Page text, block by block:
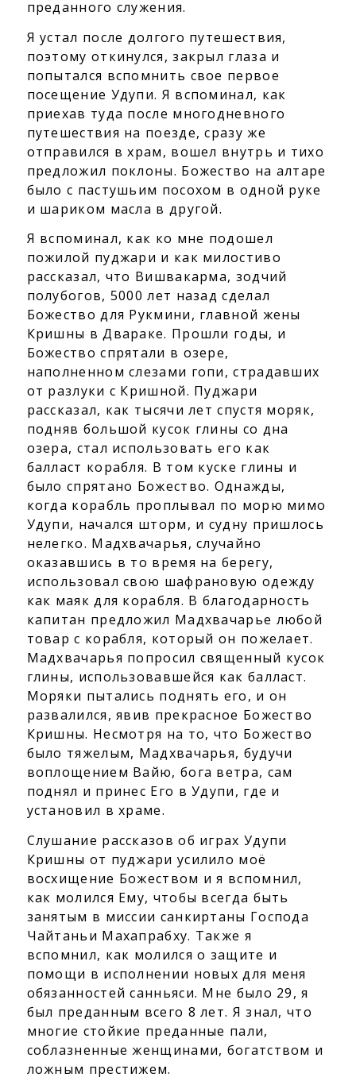
преданного служения.
Я устал после долгого путешествия,
поэтому откинулся, закрыл глаза и
попытался вспомнить свое первое
посещение Удупи. Я вспоминал, как
приехав туда после многодневного
путешествия на поезде, сразу же
отправился в храм, вошел внутрь и тихо
предложил поклоны. Божество на алтаре
было с пастушьим посохом в одной руке
и шариком масла в другой.
Я вспоминал, как ко мне подошел
пожилой пуджари и как милостиво
рассказал, что Вишвакарма, зодчий
полубогов, 5000 лет назад сделал
Божество для Рукмини, главной жены
Кришны в Двараке. Прошли годы, и
Божество спрятали в озере,
наполненном слезами гопи, страдавших
от разлуки с Кришной. Пуджари
рассказал, как тысячи лет спустя моряк,
подняв большой кусок глины со дна
озера, стал использовать его как
балласт корабля. В том куске глины и
было спрятано Божество. Однажды,
когда корабль проплывал по морю мимо
Удупи, начался шторм, и судну пришлось
нелегко. Мадхвачарья, случайно
оказавшись в то время на берегу,
использовал свою шафрановую одежду
как маяк для корабля. В благодарность
капитан предложил Мадхвачарье любой
товар с корабля, который он пожелает.
Мадхвачарья попросил священный кусок
глины, использовавшейся как балласт.
Моряки пытались поднять его, и он
развалился, явив прекрасное Божество
Кришны. Несмотря на то, что Божество
было тяжелым, Мадхвачарья, будучи
воплощением Вайю, бога ветра, сам
поднял и принес Его в Удупи, где и
установил в храме.
Слушание рассказов об играх Удупи
Кришны от пуджари усилило моё
восхищение Божеством и я вспомнил,
как молился Ему, чтобы всегда быть
занятым в миссии санкиртаны Господа
Чайтаньи Махапрабху. Также я
вспомнил, как молился о защите и
помощи в исполнении новых для меня
обязанностей санньяси. Мне было 29, я
был преданным всего 8 лет. Я знал, что
многие стойкие преданные пали,
соблазненные женщинами, богатством и
ложным престижем.